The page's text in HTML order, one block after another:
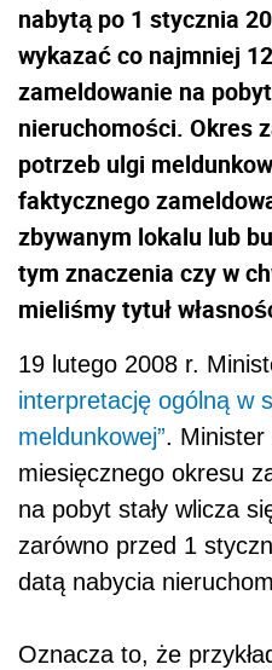
nabytą po 1 stycznia
wykazać co najmniej
zameldowanie na
nieruchomości. Okres
potrzeb ulgi
faktycznego
zbywanym lokalu lub
tym znaczenia czy w
mieliśmy tytuł
19 lutego 2008 r.
interpretację ogólną w
meldunkowej”. Minister
miesięcznego okresu
na pobyt stały wlicza
zarówno przed 1
datą nabycia
Oznacza to, że